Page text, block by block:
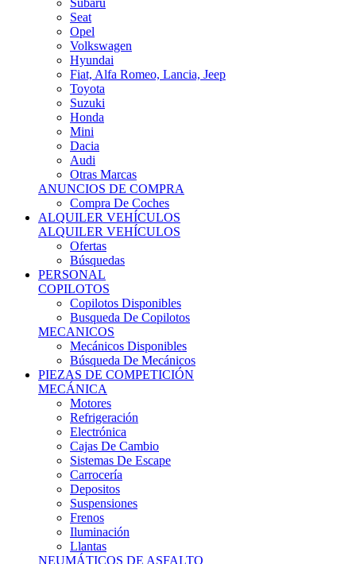
Subaru
Seat
Opel
Volkswagen
Hyundai
Fiat, Alfa Romeo, Lancia, Jeep
Toyota
Suzuki
Honda
Mini
Dacia
Audi
Otras Marcas
ANUNCIOS DE COMPRA
Compra De Coches
ALQUILER VEHÍCULOS
ALQUILER VEHÍCULOS
Ofertas
Búsquedas
PERSONAL
COPILOTOS
Copilotos Disponibles
Busqueda De Copilotos
MECANICOS
Mecánicos Disponibles
Búsqueda De Mecánicos
PIEZAS DE COMPETICIÓN
MECÁNICA
Motores
Refrigeración
Electrónica
Cajas De Cambio
Sistemas De Escape
Carrocería
Depositos
Suspensiones
Frenos
Iluminación
Llantas
NEUMÁTICOS DE ASFALTO